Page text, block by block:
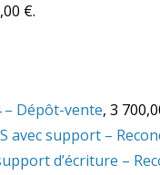
€.
– Dépôt-vente, 3
avec support –
d’écriture –